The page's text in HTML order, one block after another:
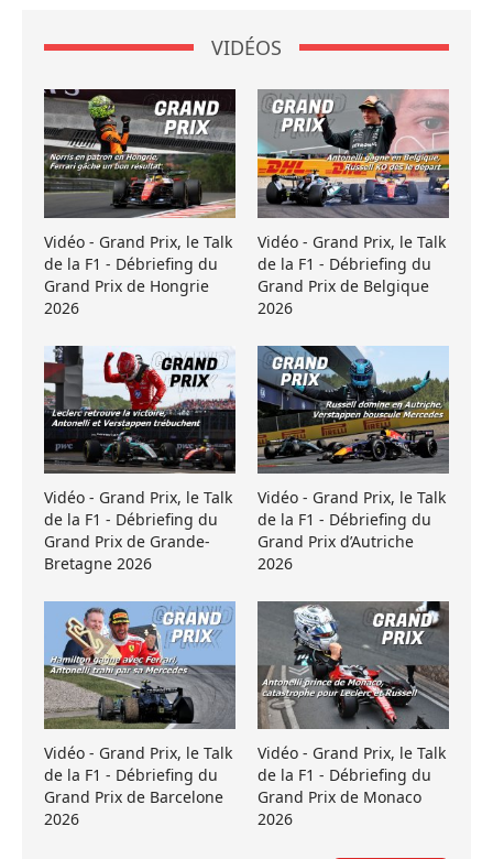
VIDÉOS
Vidéo - Grand Prix, le Talk
de la F1 - Débriefing du
Grand Prix de Hongrie
2026
Vidéo - Grand Prix, le Talk
de la F1 - Débriefing du
Grand Prix de Belgique
2026
Vidéo - Grand Prix, le Talk
de la F1 - Débriefing du
Grand Prix de Grande-
Bretagne 2026
Vidéo - Grand Prix, le Talk
de la F1 - Débriefing du
Grand Prix d’Autriche
2026
Vidéo - Grand Prix, le Talk
de la F1 - Débriefing du
Grand Prix de Barcelone
2026
Vidéo - Grand Prix, le Talk
de la F1 - Débriefing du
Grand Prix de Monaco
2026